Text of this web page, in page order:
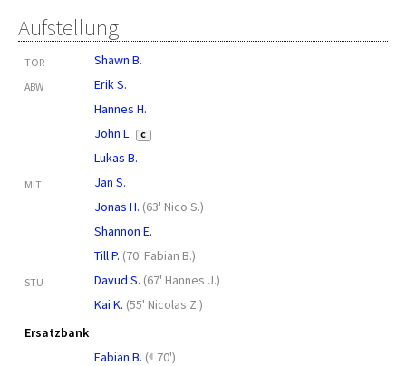
Aufstellung
TOR Shawn B.
ABW
Erik S.
Hannes H.
John L.
C
Lukas B.
MIT
Jan S.
Jonas H. (63' Nico S.)
Shannon E.
Till P. (70' Fabian B.)
STU Davud S. (67' Hannes J.)
Kai K. (55' Nicolas Z.)
Ersatzbank
Fabian B. ( 70')